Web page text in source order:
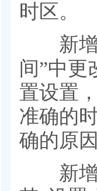
时区。
新增
间”中更
置设置
准确的
确的原
新增